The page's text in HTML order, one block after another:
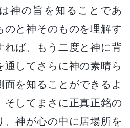
神の旨を知ることであ
のと神そのものを理解す
れば、もう二度と神に背
通してさらに神の素晴ら
面を知ることができるよ
そしてまさに正真正銘の
神が心の中に居場所を